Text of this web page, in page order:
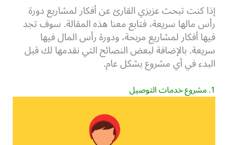
إذا كنت تبحث عزيزي القارئ عن أفكار لمشاريع دورة
رأس مالها سريعة، فتابع معنا هذه المقالة. سوف تجد
فيها أفكار لمشاريع مربحة، ودورة رأس المال فيها
سريعة. بالإضافة لبعض النصائح التي نقدمها لك قبل
البدء في أي مشروع بشكل عام.
1. مشروع خدمات التوصيل